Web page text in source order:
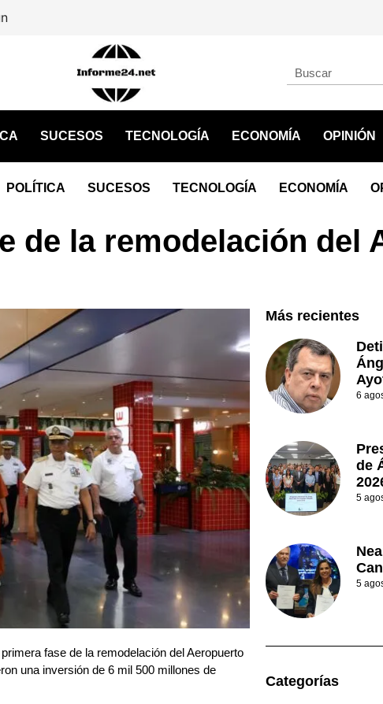
SUCESOS TECNOLOGÍA ECONOMÍA OPINIÓN
POLÍTICA SUCESOS TECNOLOGÍA ECONOMÍA
de la remodelación del
fase de la remodelación del Aeropuerto
una inversión de 6 mil 500 millones de
Más recientes
6
de
5
5
Categorías